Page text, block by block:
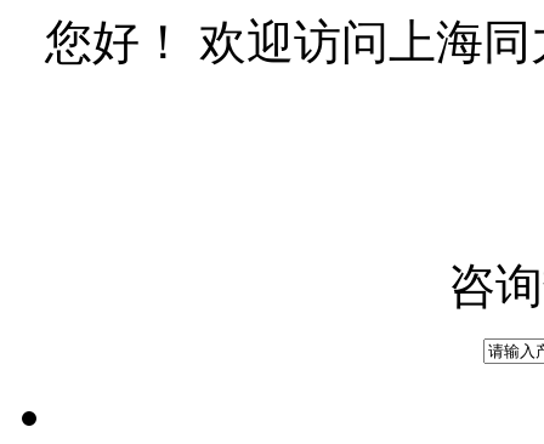
您好！ 欢迎访问上海
咨